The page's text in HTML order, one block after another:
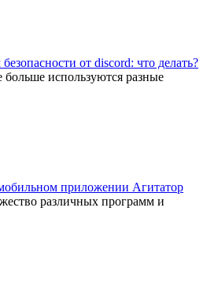
от discord: что делать?
используются разные
приложении Агитатор
различных программ и